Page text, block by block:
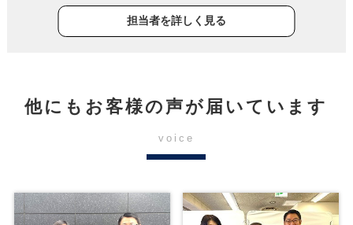
担当者を詳しく見る
他にもお客様の声が届いています
voice